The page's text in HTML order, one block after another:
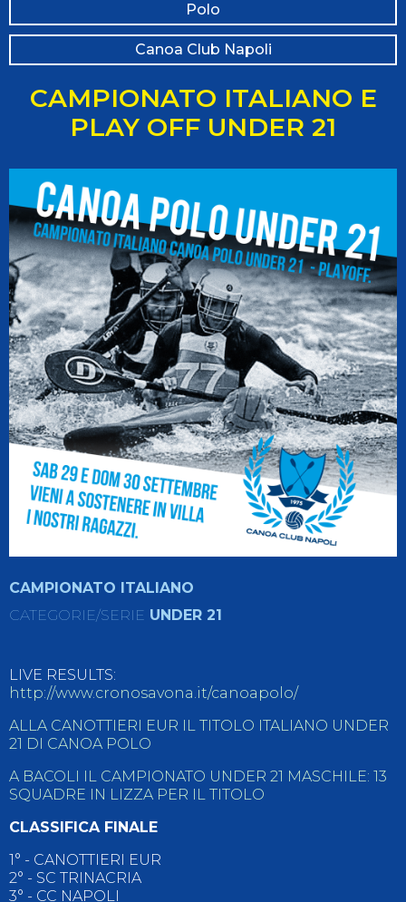
Polo
Canoa Club Napoli
CAMPIONATO ITALIANO E
PLAY OFF UNDER 21
CAMPIONATO ITALIANO
CATEGORIE/SERIE UNDER 21
LIVE RESULTS:
http://www.cronosavona.it/canoapolo/
ALLA CANOTTIERI EUR IL TITOLO ITALIANO UNDER
21 DI CANOA POLO
A BACOLI IL CAMPIONATO UNDER 21 MASCHILE: 13
SQUADRE IN LIZZA PER IL TITOLO
CLASSIFICA FINALE
1° - CANOTTIERI EUR
2° - SC TRINACRIA
3° - CC NAPOLI